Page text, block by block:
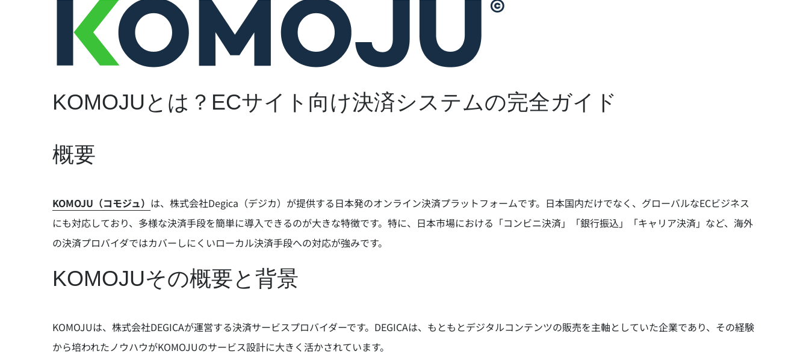
KOMOJUとは？ECサイト向け決済システムの完全ガイド
概要
KOMOJU（コモジュ） は、株式会社Degica（デジカ）が提供する日本発のオンライン決済プラットフォームです。日本国内だけでなく、グローバルなECビジネス
にも対応しており、多様な決済手段を簡単に導入できるのが大きな特徴です。特に、日本市場における「コンビニ決済」「銀行振込」「キャリア決済」など、海外
の決済プロバイダではカバーしにくいローカル決済手段への対応が強みです。
KOMOJUその概要と背景
KOMOJUは、株式会社DEGICAが運営する決済サービスプロバイダーです。DEGICAは、もともとデジタルコンテンツの販売を主軸としていた企業であり、その経験
から培われたノウハウがKOMOJUのサービス設計に大きく活かされています。